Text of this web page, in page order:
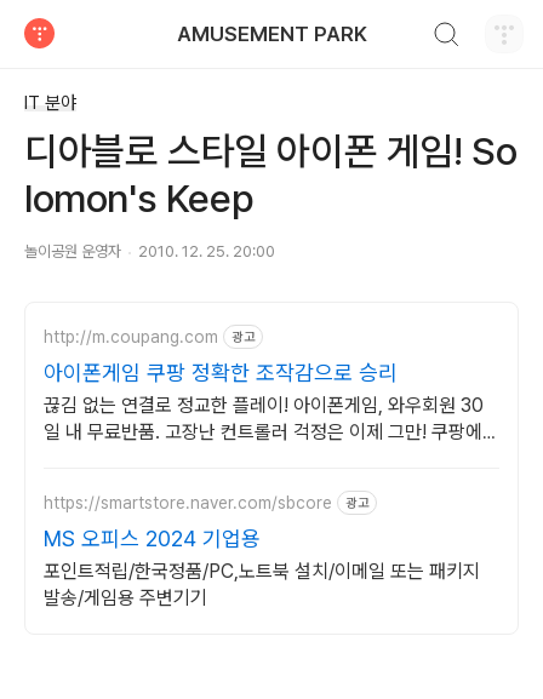
AMUSEMENT PARK
IT 분야
디아블로 스타일 아이폰 게임! So
lomon's Keep
놀이공원 운영자 2010. 12. 25. 20:00
http://m.coupang.com 광고
아이폰게임 쿠팡 정확한 조작감으로 승리
끊김 없는 연결로 정교한 플레이! 아이폰게임, 와우회원 30
일 내 무료반품. 고장난 컨트롤러 걱정은 이제 그만! 쿠팡에서
https://smartstore.naver.com/sbcore 광고
MS 오피스 2024 기업용
포인트적립/한국정품/PC,노트북 설치/이메일 또는 패키지
발송/게임용 주변기기